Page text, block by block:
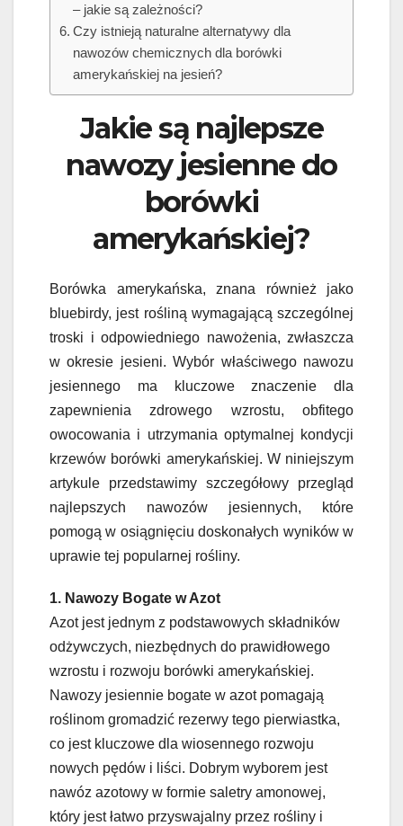
– jakie są zależności?
Czy istnieją naturalne alternatywy dla
nawozów chemicznych dla borówki
amerykańskiej na jesień?
Jakie są najlepsze
nawozy jesienne do
borówki
amerykańskiej?
Borówka amerykańska, znana również jako
bluebirdy, jest rośliną wymagającą szczególnej
troski i odpowiedniego nawożenia, zwłaszcza
w okresie jesieni. Wybór właściwego nawozu
jesiennego ma kluczowe znaczenie dla
zapewnienia zdrowego wzrostu, obfitego
owocowania i utrzymania optymalnej kondycji
krzewów borówki amerykańskiej. W niniejszym
artykule przedstawimy szczegółowy przegląd
najlepszych nawozów jesiennych, które
pomogą w osiągnięciu doskonałych wyników w
uprawie tej popularnej rośliny.
1. Nawozy Bogate w Azot
Azot jest jednym z podstawowych składników
odżywczych, niezbędnych do prawidłowego
wzrostu i rozwoju borówki amerykańskiej.
Nawozy jesiennie bogate w azot pomagają
roślinom gromadzić rezerwy tego pierwiastka,
co jest kluczowe dla wiosennego rozwoju
nowych pędów i liści. Dobrym wyborem jest
nawóz azotowy w formie saletry amonowej,
który jest łatwo przyswajalny przez rośliny i